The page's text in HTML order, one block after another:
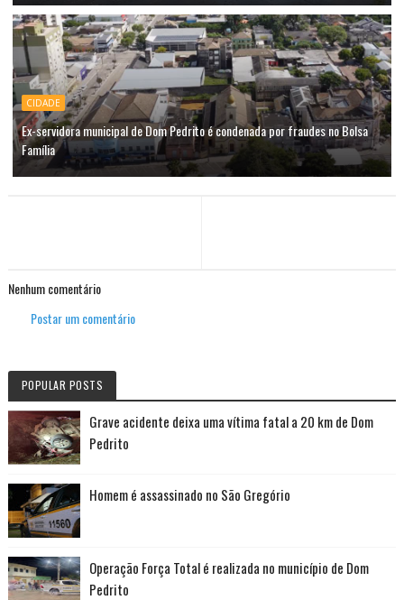
CIDADE
Ex-servidora municipal de Dom Pedrito é condenada por fraudes no Bolsa
Família
Nenhum comentário
Postar um comentário
POPULAR POSTS
Grave acidente deixa uma vítima fatal a 20 km de Dom
Pedrito
Homem é assassinado no São Gregório
Operação Força Total é realizada no município de Dom
Pedrito